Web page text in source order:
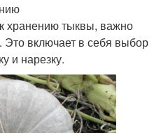
хранению тыквы, важно
Это включает в себя выбор
и нарезку.